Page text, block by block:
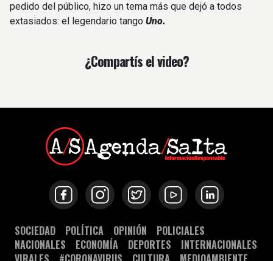
pedido del público, hizo un tema más que dejó a todos
extasiados: el legendario tango Uno.
¿Compartís el video?
SOCIEDAD POLÍTICA OPINIÓN
POLICIALES
NACIONALES
ECONOMÍA DEPORTES
INTERNACIONALES